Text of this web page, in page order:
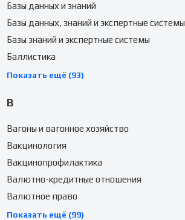
Базы данных и знаний
Базы данных, знаний и экспертные системы
Базы знаний и экспертные системы
Баллистика
Показать ещё (93)
В
Вагоны и вагонное хозяйство
Вакцинология
Вакцинопрофилактика
Валютно-кредитные отношения
Валютное право
Показать ещё (99)